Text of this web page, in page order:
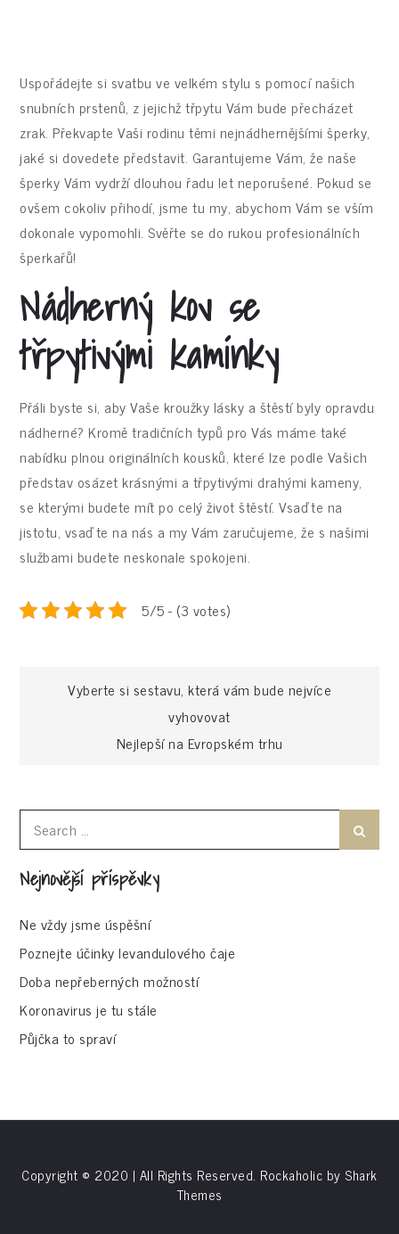
Uspořádejte si svatbu ve velkém stylu s pomocí našich
snubních prstenů, z jejichž třpytu Vám bude přecházet
zrak. Překvapte Vaši rodinu těmi nejnádhernějšími šperky,
jaké si dovedete představit. Garantujeme Vám, že naše
šperky Vám vydrží dlouhou řadu let neporušené. Pokud se
ovšem cokoliv přihodí, jsme tu my, abychom Vám se vším
dokonale vypomohli. Svěřte se do rukou profesionálních
šperkařů!
Nádherný kov se
třpytivými kamínky
Přáli byste si, aby Vaše kroužky lásky a štěstí byly opravdu
nádherné? Kromě tradičních typů pro Vás máme také
nabídku plnou originálních kousků, které lze podle Vašich
představ osázet krásnými a třpytivými drahými kameny,
se kterými budete mít po celý život štěstí. Vsaďte na
jistotu, vsaďte na nás a my Vám zaručujeme, že s našimi
službami budete neskonale spokojeni.
5/5 - (3 votes)
Navigace
příspěvek
Vyberte si sestavu, která vám bude nejvíce
vyhovovat
Nejlepší na Evropském trhu
for:
Nejnovější příspěvky
Ne vždy jsme úspěšní
Poznejte účinky levandulového čaje
Doba nepřeberných možností
Koronavirus je tu stále
Půjčka to spraví
Copyright © 2020 | All Rights Reserved. Rockaholic by Shark
Themes